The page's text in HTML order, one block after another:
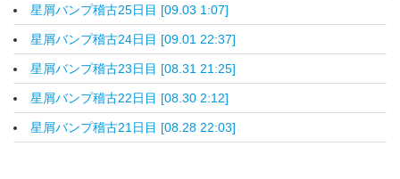
星屑バンプ稽古25日目 [09.03 1:07]
星屑バンプ稽古24日目 [09.01 22:37]
星屑バンプ稽古23日目 [08.31 21:25]
星屑バンプ稽古22日目 [08.30 2:12]
星屑バンプ稽古21日目 [08.28 22:03]